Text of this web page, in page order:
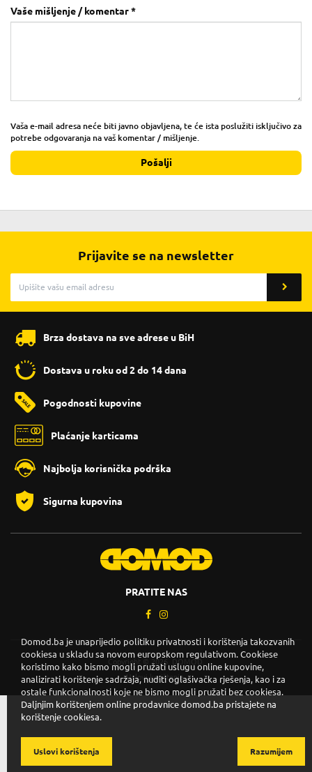
Vaše mišljenje / komentar *
Vaša e-mail adresa neće biti javno objavljena, te će ista poslužiti isključivo za
potrebe odgovaranja na vaš komentar / mišljenje.
Pošalji
Prijavite se na newsletter
Brza dostava na sve adrese u BiH
Dostava u roku od 2 do 14 dana
Pogodnosti kupovine
Plaćanje karticama
Najbolja korisnička podrška
Sigurna kupovina
PRATITE NAS
Copyright © 2026. DOMOD.
Uslovi korištenja.
Domod.ba je unaprijedio politiku privatnosti i korištenja takozvanih
cookiesa u skladu sa novom europskom regulativom. Cookiese
koristimo kako bismo mogli pružati uslugu online kupovine,
analizirati korištenje sadržaja, nuditi oglašivačka rješenja, kao i za
ostale funkcionalnosti koje ne bismo mogli pružati bez cookiesa.
Daljnjim korištenjem online prodavnice domod.ba pristajete na
korištenje cookiesa.
Razumijem
Uslovi korištenja